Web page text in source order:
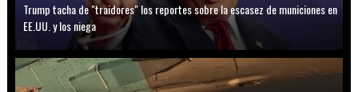
Trump tacha de "traidores" los reportes sobre la escasez de municiones en
EE.UU. y los niega